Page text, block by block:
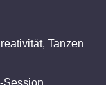
Tanzen
Session